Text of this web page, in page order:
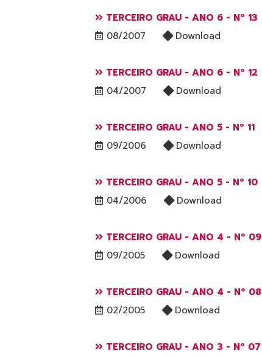
TERCEIRO GRAU - ANO 6 - Nº 13
08/2007 Download
TERCEIRO GRAU - ANO 6 - Nº 12
04/2007 Download
TERCEIRO GRAU - ANO 5 - Nº 11
09/2006 Download
TERCEIRO GRAU - ANO 5 - Nº 10
04/2006 Download
TERCEIRO GRAU - ANO 4 - Nº 09
09/2005 Download
TERCEIRO GRAU - ANO 4 - Nº 08
02/2005 Download
TERCEIRO GRAU - ANO 3 - Nº 07